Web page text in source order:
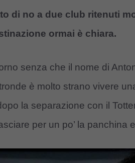
di no a due club ritenuti
ormai è chiara.
senza che il nome di
è molto strano vivere
la separazione con il
per un po’ la